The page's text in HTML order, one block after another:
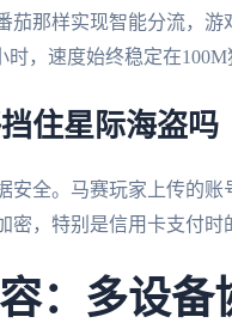
茄那样实现智能分流，
，速度始终稳定在100M
住星际海盗吗
安全。马赛玩家上传的账
密，特别是信用卡支付时
：多设备